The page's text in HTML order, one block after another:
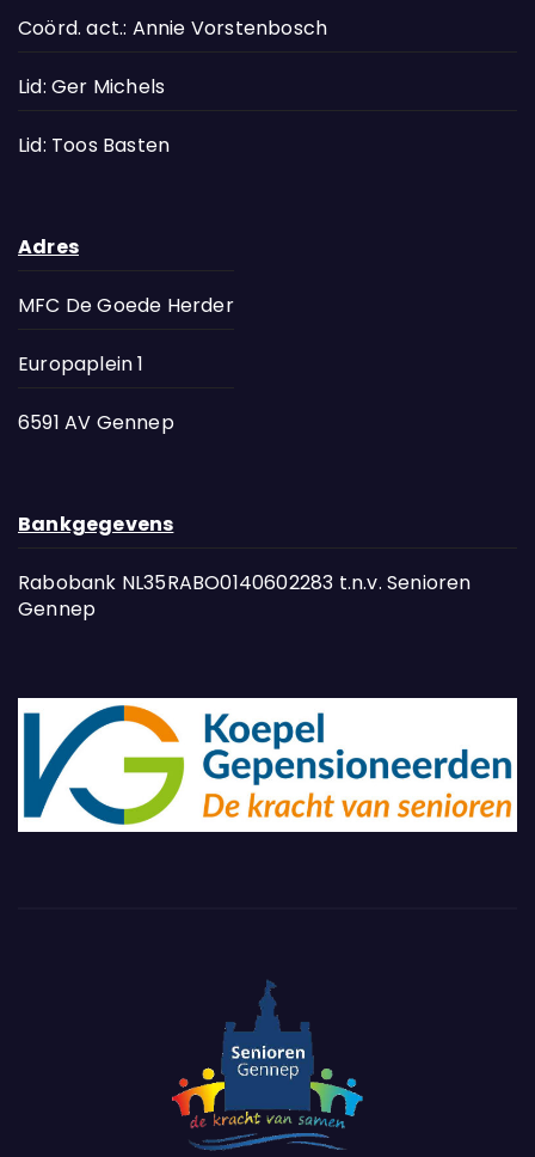
Coörd. act.: Annie Vorstenbosch
Lid: Ger Michels
Lid: Toos Basten
Adres
MFC De Goede Herder
Europaplein 1
6591 AV Gennep
Bankgegevens
Rabobank NL35RABO0140602283 t.n.v. Senioren
Gennep